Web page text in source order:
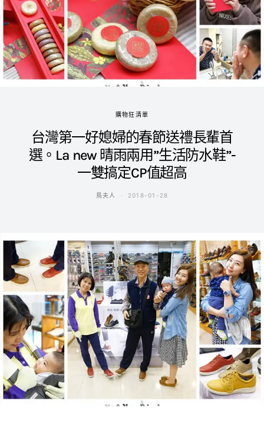
購物狂清單
台灣第一好媳婦的春節送禮長輩首
選。La new 晴雨兩用”生活防水鞋”-
一雙搞定CP值超高
鳥夫人 2018-01-28